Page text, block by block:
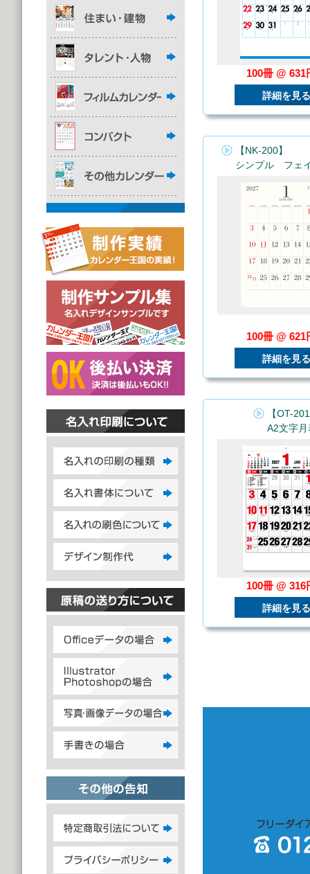
100冊 @ 631
詳細を見る
【NK-200】
シンプル フェ
100冊 @ 621
詳細を見る
【OT-
A2文字月
100冊 @ 316
詳細を見る